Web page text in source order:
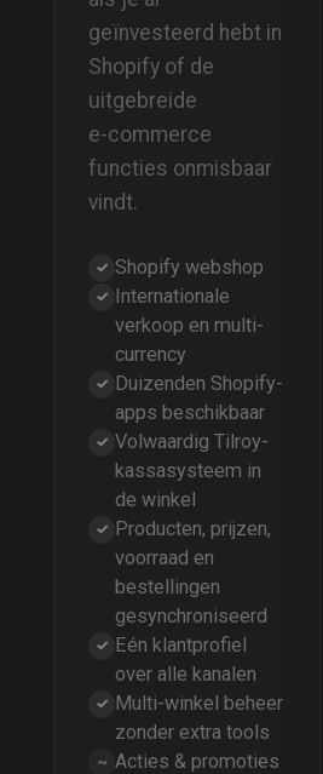
geïnvesteerd hebt in
Shopify of de
uitgebreide
e‑commerce
functies onmisbaar
vindt.
✓ Shopify webshop
✓ Internationale
verkoop en multi-
currency
✓ Duizenden Shopify-
apps beschikbaar
✓ Volwaardig Tilroy-
kassasysteem in
de winkel
✓ Producten, prijzen,
voorraad en
bestellingen
gesynchroniseerd
✓ Eén klantprofiel
over alle kanalen
✓ Multi-winkel beheer
zonder extra tools
~ Acties & promoties